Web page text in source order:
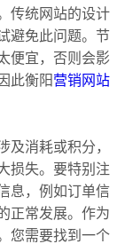
传统网站的设计
避免此问题。节
便宜，否则会影
此衡阳营销网站
消耗或积分，
损失。要特别注
息，例如订单信
正常发展。作为
您需要找到一个